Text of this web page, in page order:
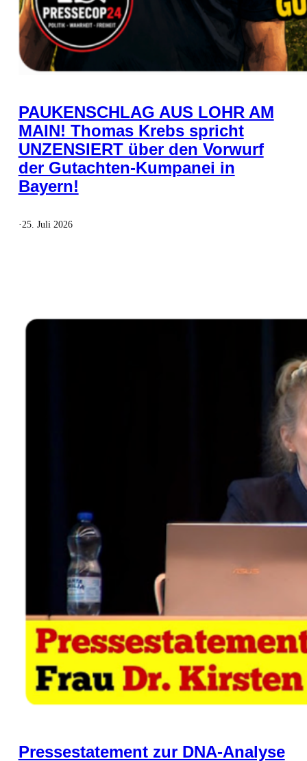
PAUKENSCHLAG AUS LOHR AM
MAIN! Thomas Krebs spricht
UNZENSIERT über den Vorwurf
der Gutachten-Kumpanei in
Bayern!
· 25. Juli 2026
Pressestatement zur DNA-Analyse